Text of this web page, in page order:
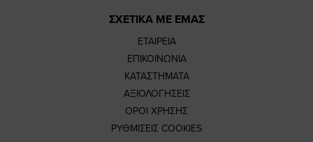
ΣΧΕΤΙΚΑ ΜΕ ΕΜΑΣ
ΕΤΑΙΡΕΙΑ
ΕΠΙΚΟΙΝΩΝΙΑ
ΚΑΤΑΣΤΗΜΑΤΑ
ΑΞΙΟΛΟΓΗΣΕΙΣ
ΟΡΟΙ ΧΡΗΣΗΣ
ΡΥΘΜΙΣΕΙΣ COOKIES